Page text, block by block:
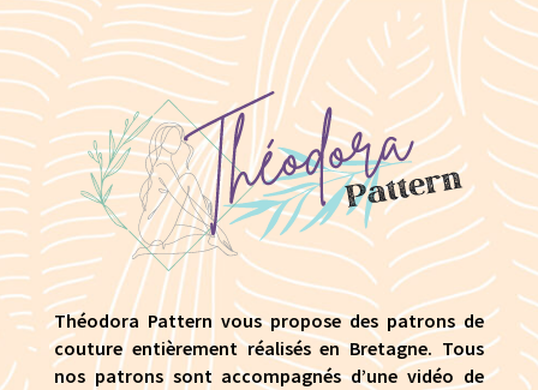
Théodora Pattern vous propose des patrons de
couture entièrement réalisés en Bretagne. Tous
nos patrons sont accompagnés d’une vidéo de